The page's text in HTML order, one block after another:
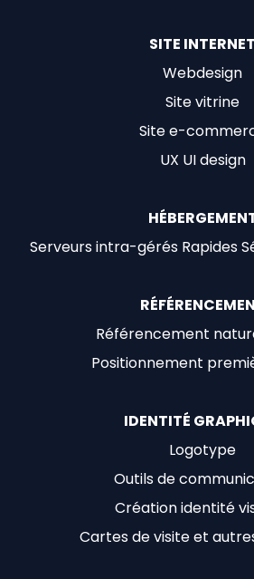
SITE INTERNET
Webdesign
Site vitrine
Site e-
UX UI design
Serveurs intra-gérés Rapides
Référencement
Positionnement
IDENTITÉ
Logotype
Outils de
Création identité
Cartes de visite et